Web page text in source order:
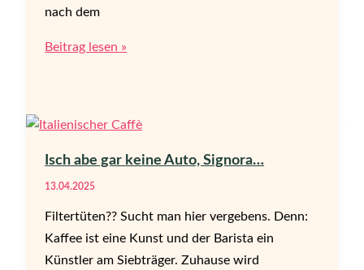
nach dem
Mimosen
Beitrag lesen »
Isch abe gar keine Auto, Signora…
13.04.2025
Filtertüten?? Sucht man hier vergebens. Denn:
Kaffee ist eine Kunst und der Barista ein
Künstler am Siebträger. Zuhause wird